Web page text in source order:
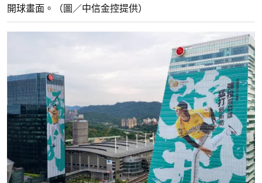
開球畫面。（圖／中信金控提供）